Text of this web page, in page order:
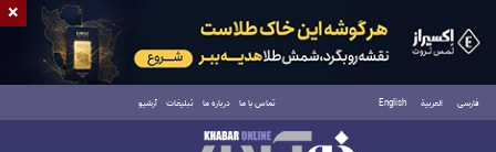
فارسی العربية English تماس با ما درباره ما تبلیغات آرشیو
دوشنبه ۱۹ مرداد ۱۴۰۵
×